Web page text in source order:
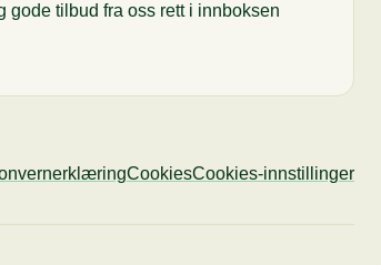
gode tilbud fra oss rett i innboksen
CookiesCookies-innstillinger